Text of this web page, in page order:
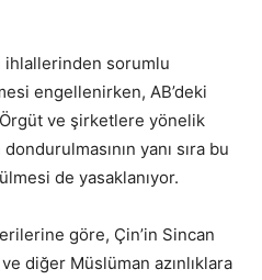
ihlallerinden sorumlu
engellenirken, AB’deki
ve şirketlere yönelik
yanı sıra bu
de yasaklanıyor.
göre, Çin’in Sincan
diğer Müslüman azınlıklara